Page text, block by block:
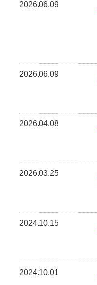
2026.06.09
2026.06.09
2026.04.08
2026.03.25
2024.10.15
2024.10.01